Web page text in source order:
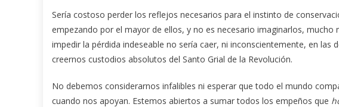
Sería costoso perder los reflejos necesarios para el instinto de
empezando por el mayor de ellos, y no es necesario imaginarlos,
impedir la pérdida indeseable no sería caer, ni inconscientemente, en las
creernos custodios absolutos del Santo Grial de la Revolución.
No debemos considerarnos infalibles ni esperar que todo el mundo
cuando nos apoyan. Estemos abiertos a sumar todos los empeños que